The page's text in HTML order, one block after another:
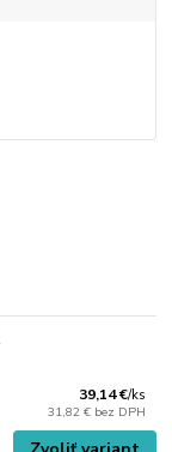
39,14 €/ks
31,82 € bez DPH